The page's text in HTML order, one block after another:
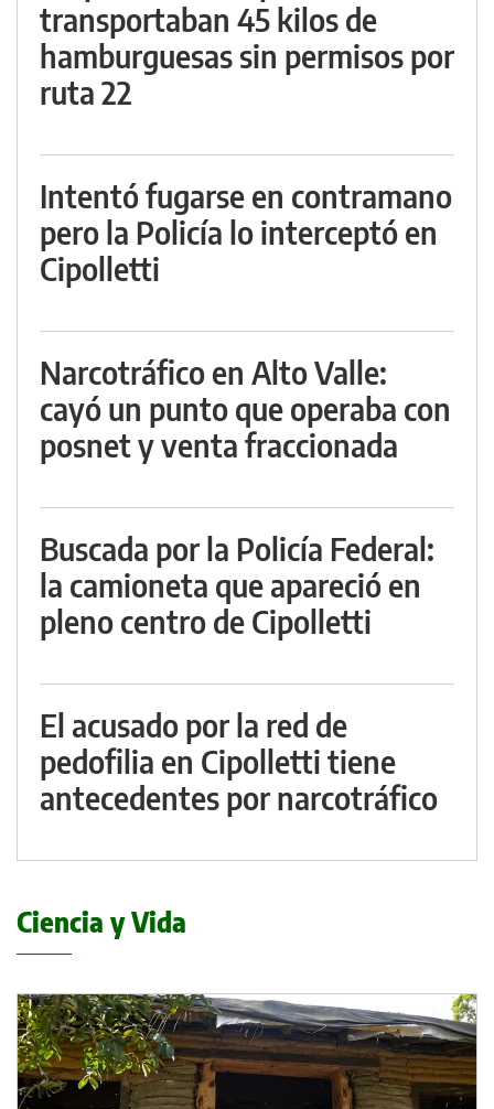
transportaban 45 kilos de
hamburguesas sin permisos por
ruta 22
Intentó fugarse en contramano
pero la Policía lo interceptó en
Cipolletti
Narcotráfico en Alto Valle:
cayó un punto que operaba con
posnet y venta fraccionada
Buscada por la Policía Federal:
la camioneta que apareció en
pleno centro de Cipolletti
El acusado por la red de
pedofilia en Cipolletti tiene
antecedentes por narcotráfico
Ciencia y Vida